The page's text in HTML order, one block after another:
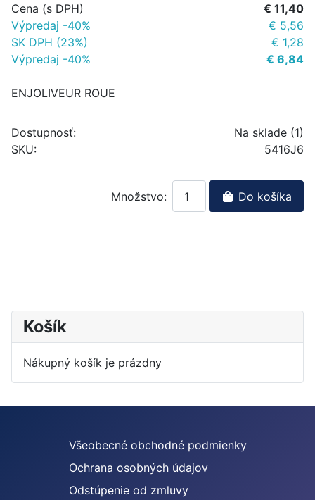
Cena (s DPH)
€ 11,40
Výpredaj -40%
€ 5,56
SK DPH (23%)
€ 1,28
Výpredaj -40%
€ 6,84
ENJOLIVEUR ROUE
Dostupnosť:
Na sklade (1)
SKU:
5416J6
Množstvo: Do košíka
Košík
Nákupný košík je prázdny
Všeobecné obchodné podmienky
Ochrana osobných údajov
Odstúpenie od zmluvy